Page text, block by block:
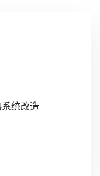
统改造